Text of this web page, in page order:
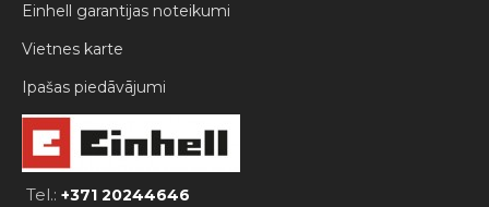
Einhell garantijas noteikumi
Vietnes karte
Ipašas piedāvājumi
Tel.: +371 20244646